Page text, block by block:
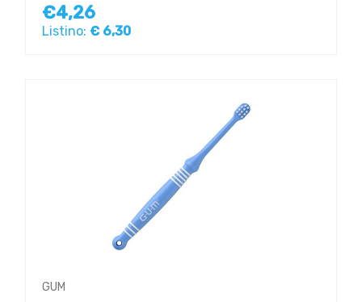
€4,26
Listino: € 6,30
GUM